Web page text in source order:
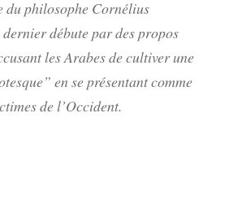
du philosophe Cornélius
débute par des propos
les Arabes de cultiver une
en se présentant comme
de l’Occident.